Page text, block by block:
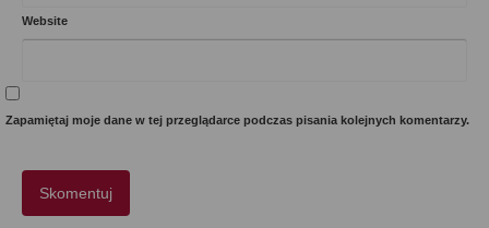
Website
Zapamiętaj moje dane w tej przeglądarce podczas pisania kolejnych komentarzy.